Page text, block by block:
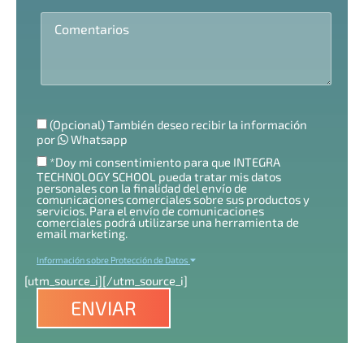
(Opcional) También deseo recibir la información
por
Whatsapp
*Doy mi consentimiento para que INTEGRA
TECHNOLOGY SCHOOL pueda tratar mis datos
personales con la finalidad del envío de
comunicaciones comerciales sobre sus productos y
servicios. Para el envío de comunicaciones
comerciales podrá utilizarse una herramienta de
email marketing.
Información sobre Protección de Datos
[utm_source_i][/utm_source_i]